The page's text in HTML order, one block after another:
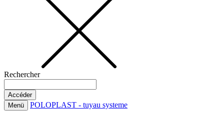
Rechercher
Menü POLOPLAST - tuyau systeme